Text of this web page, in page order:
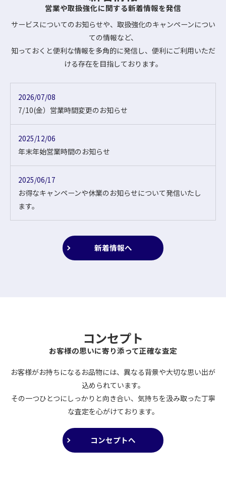
営業や取扱強化に関する新着情報を発信
サービスについてのお知らせや、取扱強化のキャンペーンについ
ての情報など、
知っておくと便利な情報を多角的に発信し、便利にご利用いただ
ける存在を目指しております。
2026/07/08
7/10(金）営業時間変更のお知らせ
2025/12/06
年末年始営業時間のお知らせ
2025/06/17
お得なキャンペーンや休業のお知らせについて発信いたし
ます。
新着情報へ
お客様の思いに寄り添って正確な査定
コンセプト
お客様がお持ちになるお品物には、異なる背景や大切な思い出が
込められています。
その一つひとつにしっかりと向き合い、気持ちを汲み取った丁寧
な査定を心がけております。
コンセプトへ